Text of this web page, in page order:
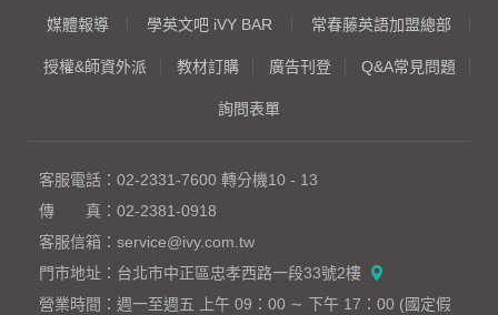
媒體報導 學英文吧 iVY BAR 常春藤英語加盟總部
授權&師資外派 教材訂購 廣告刊登 Q&A常見問題
詢問表單
客服電話： 02-2331-7600 轉分機10 - 13
傳 真： 02-2381-0918
客服信箱： service@ivy.com.tw
門市地址： 台北市中正區忠孝西路一段33號2樓
營業時間： 週一至週五 上午 09：00 ∼ 下午 17：00 (國定假